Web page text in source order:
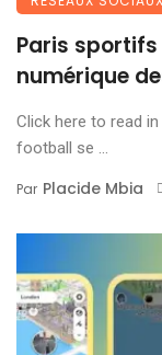
Paris
numérique
Click here to read
football se ...
Par Placide Mbia